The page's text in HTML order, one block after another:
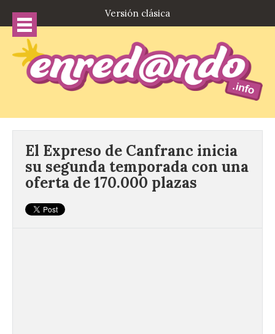
Versión clásica
El Expreso de Canfranc inicia
su segunda temporada con una
oferta de 170.000 plazas